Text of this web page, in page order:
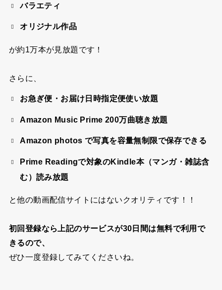
バラエティ
オリジナル作品
が約1万本が見放題です！
さらに、
お急ぎ便・お届け日時指定便使い放題
Amazon Music Prime 200万曲聴き放題
Amazon photos で写真を容量無制限で保存できる
Prime Readingで対象のKindle本（マンガ・雑誌含
む）読み放題
と他の動画配信サイトにはないクオリティです！！
初回登録なら上記のサービスが30日間は無料で利用で
きるので、
ぜひ一度登録してみてくださいね。